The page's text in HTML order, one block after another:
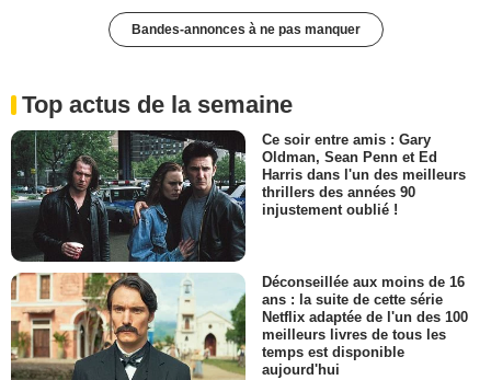
Bandes-annonces à ne pas manquer
Top actus de la semaine
Ce soir entre amis : Gary
Oldman, Sean Penn et Ed
Harris dans l'un des meilleurs
thrillers des années 90
injustement oublié !
Déconseillée aux moins de 16
ans : la suite de cette série
Netflix adaptée de l'un des 100
meilleurs livres de tous les
temps est disponible
aujourd'hui